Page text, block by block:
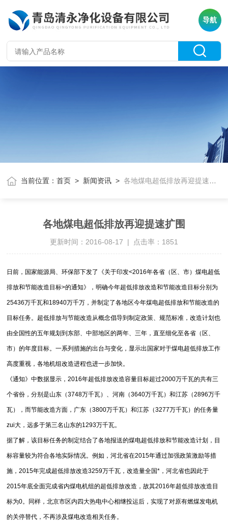
导航
当前位置：首页 > 新闻资讯 > 各地煤电超低排放再迎提速扩围
各地煤电超低排放再迎提速扩围
更新时间：2016-08-17 | 点击率：1851
日前，国家能源局、环保部下发了《关于印发<2016年各省（区、市）煤电超低
排放和节能改造目标>的通知》，明确今年超低排放改造和节能改造目标分别为
25436万千瓦和18940万千万，并制定了各地区今年煤电超低排放和节能改造的
目标任务。超低排放与节能改造从概念倡导到制定政策、规范标准，改造计划也
由全国性的五年规划到东部、中部地区的两年、三年，直至细化至各省（区、
市）的年度目标。一系列措施的出台与变化，显示出国家对于煤电超低排放工作
高度重视，各地机组改造进程也进一步加快。
《通知》中数据显示，2016年超低排放改造容量目标超过2000万千瓦的共有三
个省份，分别是山东（3748万千瓦）、河南（3640万千瓦）和江苏（2896万千
瓦），而节能改造方面，广东（3800万千瓦）和江苏（3277万千瓦）的任务量
zui大，远多于第三名山东的1293万千瓦。
据了解，该目标任务的制定结合了各地报送的煤电超低排放和节能改造计划，目
标容量较为符合各地实际情况。例如，河北省在2015年通过加强政策激励等措
施，2015年完成超低排放改造3259万千瓦，改造量全国*，河北省也因此于
2015年底全面完成省内煤电机组的超低排放改造，故其2016年超低排放改造目
标为0。同样，北京市区内四大热电中心相继投运后，实现了对原有燃煤发电机
的关停替代，不再涉及煤电改造相关任务。